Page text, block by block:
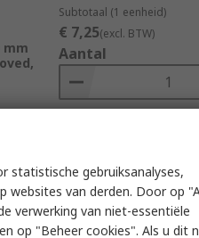
mm
Subtotaal (1 eenheid)
€ 7,25(excl. BTW)
Aantal
Subtotaal (1 eenheid)
statistische gebruiksanalyses,
websites van derden. Door op
verwerking van niet-essentiële
op "Beheer cookies". Als u dit